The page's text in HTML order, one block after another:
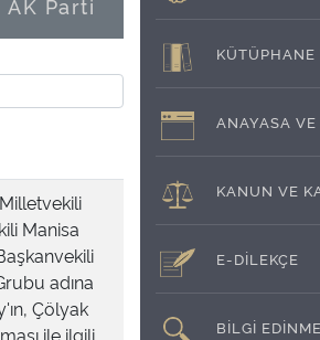
Parti
Manisa
adına
Çölyak
ile ilgili
KÜTÜPHANE
ANAYASA
KANUN VE
E-DİLEKÇE
BİLGİ EDİNME